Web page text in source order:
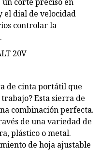
el dial de velocidad
controlar la
20V
de cinta portátil que
Esta sierra de
combinación perfecta.
de una variedad de
plástico o metal.
de hoja ajustable